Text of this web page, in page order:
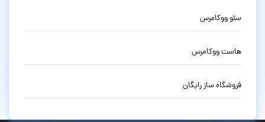
سئو ووکامرس
هاست ووکامرس
فروشگاه ساز رایگان